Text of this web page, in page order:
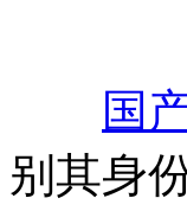
国
别其身